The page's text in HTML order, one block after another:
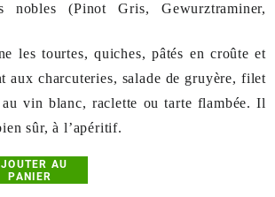
nobles (Pinot Gris, Gewurztraminer,
les tourtes, quiches, pâtés en croûte et
aux charcuteries, salade de gruyère, filet
au vin blanc, raclette ou tarte flambée. Il
sûr, à l’apéritif.
AU
PANIER